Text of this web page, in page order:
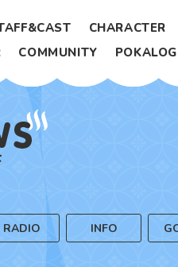
CHARACTER
COMMUNITY POKALOG
RADIO INFO